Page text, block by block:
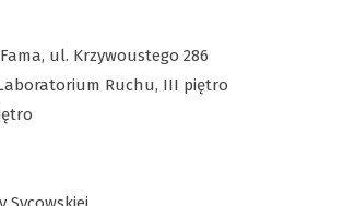
ul. Krzywoustego 286
Ruchu, III piętro